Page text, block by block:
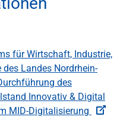
für Wirtschaft, Industrie,
Landes Nordrhein-
des
Innovativ & Digital
MID-Digitalisierung